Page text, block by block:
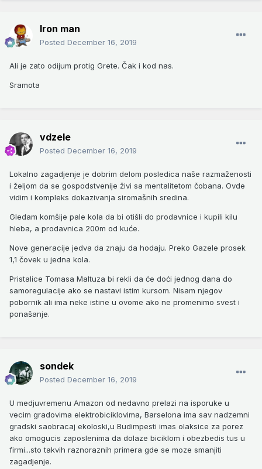
Iron man
Posted December 16, 2019
Ali je zato odijum protig Grete. Čak i kod nas.
Sramota
vdzele
Posted December 16, 2019
Lokalno zagadjenje je dobrim delom posledica naše razmaženosti
i željom da se gospodstvenije živi sa mentalitetom čobana. Ovde
vidim i kompleks dokazivanja siromašnih sredina.
Gledam komšije pale kola da bi otišli do prodavnice i kupili kilu
hleba, a prodavnica 200m od kuće.
Nove generacije jedva da znaju da hodaju. Preko Gazele prosek
1,1 čovek u jedna kola.
Pristalice Tomasa Maltuza bi rekli da će doći jednog dana do
samoregulacije ako se nastavi istim kursom. Nisam njegov
pobornik ali ima neke istine u ovome ako ne promenimo svest i
ponašanje.
sondek
Posted December 16, 2019
U medjuvremenu Amazon od nedavno prelazi na isporuke u
vecim gradovima elektrobiciklovima, Barselona ima sav nadzemni
gradski saobracaj ekoloski,u Budimpesti imas olaksice za porez
ako omogucis zaposlenima da dolaze biciklom i obezbedis tus u
firmi...sto takvih raznoraznih primera gde se moze smanjiti
zagadjenje.